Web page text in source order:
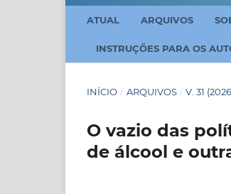
ATUAL ARQUIVOS
INSTRUÇÕES PARA OS
INÍCIO / ARQUIVOS / V. 31
O vazio das
de álcool e